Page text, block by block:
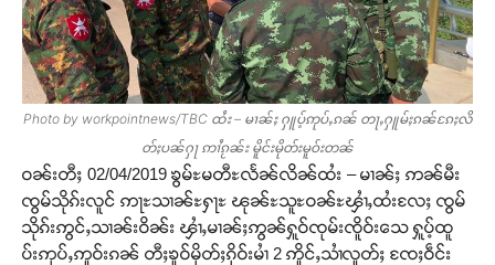
Photo by workpointnews/TBC ထႆး – မၢၼ်ႈ ႁူပ့်ဢုပ်ႇၵၼ် တႃႇႁူမ်ႈၵၼ်ၵႄႈလိ
တ်ႈပၼ်ႁႃ ဢၢႆၵႂၼ်း မိူင်းမိုတ်းမူဝ်းတၼ်
ဝၼ်းတီႈ 02/04/2019 ၶွမ်ႊမတီႊလႅၼ်လိၼ်ထႆး – မၢၼ်ႈ ဢၼ်မီး
ၸွမ်သိုၵ်းလူင် ဢႃႊသၢၼ်ႊႁႃႊ ၽုၼ်ႊသူႊဝၼ်ႊၾၢႆႇထႆးလႄႈ ၸွမ်
သိုၵ်းဢွင်ႇသၢၼ်းဝိၼ်း ၾၢႆႇမၢၼ်ႈဢွၼ်ႁူဝ်ၸုမ်းၸိူဝ်းသေ ႁူပ့်ထူ
ပ်းဢုပ်ႇဢူဝ်းၵၼ် တီႈၶူဝ်မိုတ်ႈၵိုဝ်းမၢႆ 2 ဢိူင်ႇသၢႆလူတ်ႈ ၸႄႈဝဵင်း